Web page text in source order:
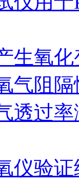
生氧
气阻
透过
仪验